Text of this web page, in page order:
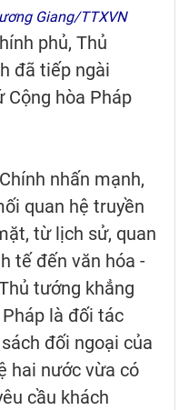
Giang/TTXVN
phủ, Thủ
đã tiếp ngài
Cộng hòa Pháp
nhấn mạnh,
quan hệ truyền
từ lịch sử, quan
tế đến văn hóa -
tướng khẳng
là đối tác
đối ngoại của
hai nước vừa có
cầu khách